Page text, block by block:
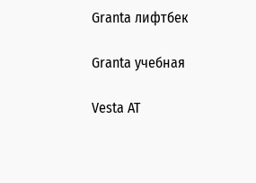
Granta лифтбек
Granta учебная
Vesta AT